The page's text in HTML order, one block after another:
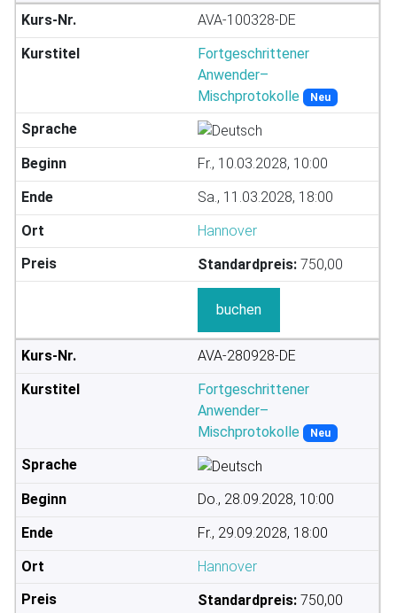
AVA-100328-DE
Fortgeschrittener
Anwender–
Mischprotokolle
Neu
Fr., 10.03.2028, 10:00
Sa., 11.03.2028, 18:00
Hannover
Standardpreis: 750,00
buchen
AVA-280928-DE
Fortgeschrittener
Anwender–
Mischprotokolle
Neu
Do., 28.09.2028, 10:00
Fr., 29.09.2028, 18:00
Hannover
Standardpreis: 750,00